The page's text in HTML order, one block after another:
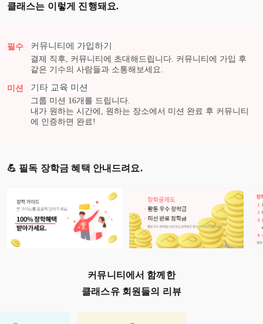
클래스는 이렇게 진행돼요.
필수 커뮤니티에 가입하기
결제 직후, 커뮤니티에 초대해드립니다. 커뮤니티에 가입 후
같은 기수의 사람들과 소통해보세요.
미션 기타 교육 미션
그룹 미션 16개를 드립니다.
내가 원하는 시간에, 원하는 장소에서 미션 완료 후 커뮤니티
에 인증하면 완료!
💪 필독 장학금 혜택 안내드려요.
커뮤니티에서 함께한
클래스유 회원들의 리뷰